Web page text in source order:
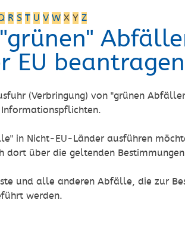
R S T U V W X Y Z
EU beantragen
(Verbringung) von "grünen
Informationspflichten.
in Nicht-EU-Länder ausführen
dort über die geltenden
und alle anderen Abfälle, die zur
werden.